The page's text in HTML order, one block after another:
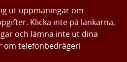
ut uppmaningar om
Klicka inte på länkarna,
och lämna inte ut dina
om telefonbedrägeri